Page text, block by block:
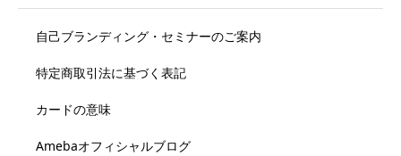
自己ブランディング・セミナーのご案内
特定商取引法に基づく表記
カードの意味
Amebaオフィシャルブログ